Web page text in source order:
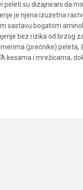
peleti su dizajnirani da
je njena izuzetna
sastavu bogatom
bez rizika od brzog
(prečnike) peleta,
kesama i mrežicama,